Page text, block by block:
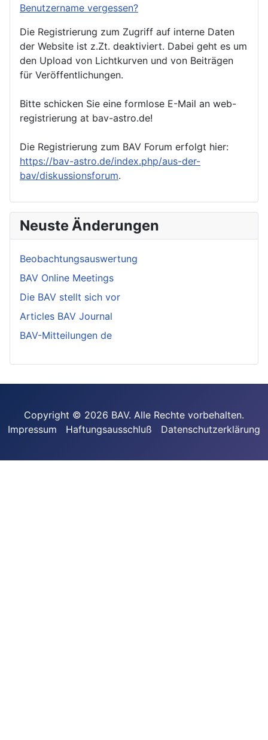
Benutzername vergessen?
Die Registrierung zum Zugriff auf interne Daten
der Website ist z.Zt. deaktiviert. Dabei geht es um
den Upload von Lichtkurven und von Beiträgen
für Veröffentlichungen.
Bitte schicken Sie eine formlose E-Mail an web-
registrierung at bav-astro.de!
Die Registrierung zum BAV Forum erfolgt hier:
https://bav-astro.de/index.php/aus-der-
bav/diskussionsforum.
Neuste Änderungen
Beobachtungsauswertung
BAV Online Meetings
Die BAV stellt sich vor
Articles BAV Journal
BAV-Mitteilungen de
Copyright © 2026 BAV. Alle Rechte vorbehalten.
Impressum
Haftungsausschluß Datenschutzerklärung